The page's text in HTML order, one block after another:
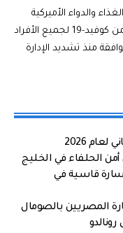
والدواء الأميركية
وافقت على لقاحها من الجيل التالي للوقاية من كوفيد-19 لجميع الأفراد
في أول موافقة منذ تشديد الإدارة
2026
الحلفاء في الخليج
قاسية في
المصريين بالصومال